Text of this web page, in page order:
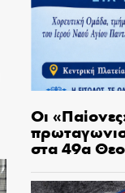
Οι
στα 49α